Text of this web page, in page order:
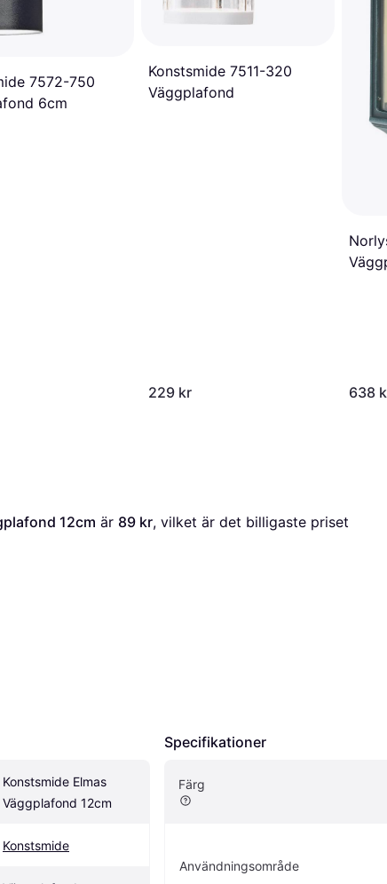
7572-750
6cm
Konstsmide 7511-320
Väggplafond
229 kr 638
12cm är 89 kr, vilket är det billigaste priset
Konstsmide Elmas
Väggplafond 12cm
Konstsmide
Specifikationer
Färg
Användningsområde